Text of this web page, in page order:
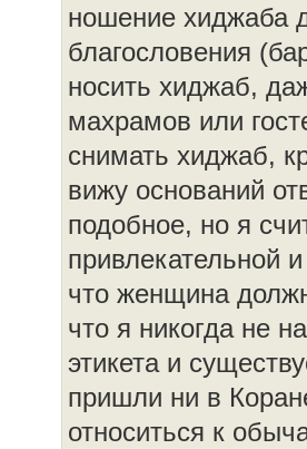
ношение хиджаба
благословения
носить хиджаб,
махрамов или
снимать хиджаб,
вижу оснований
подобное, но я
привлекательной
что женщина
что я никогда не
этикета и
пришли ни в
относиться к